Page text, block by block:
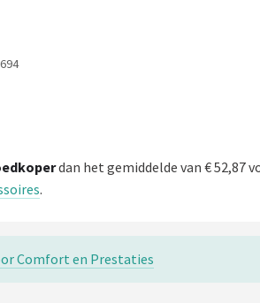
dan het gemiddelde van € 52,87
.
Comfort en Prestaties